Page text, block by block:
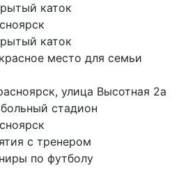
каток
каток
место для семьи
улица Высотная 2a
стадион
с тренером
по футболу